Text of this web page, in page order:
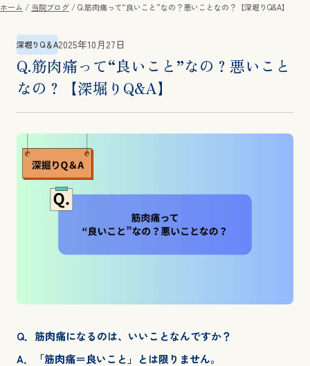
ホーム 当院ブログ Q.筋肉痛って“良いこと”なの？悪いことなの？【深堀りQ&A】
深堀りQ＆A2025年10月27日
Q.筋肉痛って“良いこと”なの？悪いこと
なの？【深堀りQ&A】
Q．筋肉痛になるのは、いいことなんですか？
A．「筋肉痛＝良いこと」とは限りません。